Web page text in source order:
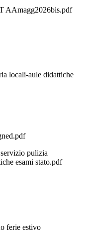
AAmagg2026bis.pdf
locali-aule didattiche
pulizia
esami stato.pdf
ferie estivo